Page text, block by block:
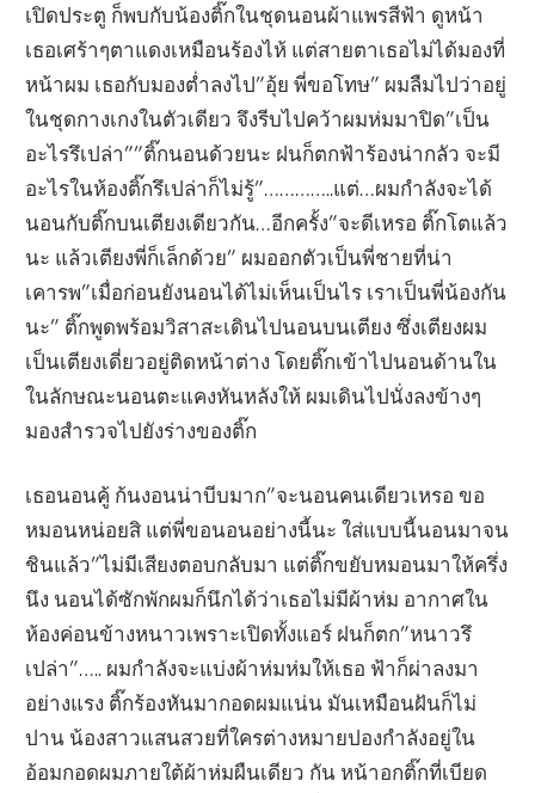
เปิดประตู ก็พบกับน้องติ๊กในชุดนอนผ้าแพรสีฟ้า ดูหน้า
เธอเศร้าๆตาแดงเหมือนร้องไห้ แต่สายตาเธอไม่ได้มองที่
หน้าผม เธอกับมองต่ำลงไป”อุ้ย พี่ขอโทษ” ผมลืมไปว่าอยู่
ในชุดกางเกงในตัวเดียว จึงรีบไปคว้าผมห่มมาปิด”เป็น
อะไรรึเปล่า””ติ๊กนอนด้วยนะ ฝนก็ตกฟ้าร้องน่ากลัว จะมี
อะไรในห้องติ๊กรึเปล่าก็ไม่รู้”…………..แต่…ผมกำลังจะได้
นอนกับติ๊กบนเตียงเดียวกัน…อีกครั้ง”จะดีเหรอ ติ๊กโตแล้ว
นะ แล้วเตียงพี่ก็เล็กด้วย” ผมออกตัวเป็นพี่ชายที่น่า
เคารพ”เมื่อก่อนยังนอนได้ไม่เห็นเป็นไร เราเป็นพี่น้องกัน
นะ” ติ๊กพูดพร้อมวิสาสะเดินไปนอนบนเตียง ซึ่งเตียงผม
เป็นเตียงเดี่ยวอยู่ติดหน้าต่าง โดยติ๊กเข้าไปนอนด้านใน
ในลักษณะนอนตะแคงหันหลังให้ ผมเดินไปนั่งลงข้างๆ
มองสำรวจไปยังร่างของติ๊ก
เธอนอนคู้ ก้นงอนน่าบีบมาก”จะนอนคนเดียวเหรอ ขอ
หมอนหน่อยสิ แต่พี่ขอนอนอย่างนี้นะ ใส่แบบนี้นอนมาจน
ชินแล้ว”ไม่มีเสียงตอบกลับมา แต่ติ๊กขยับหมอนมาให้ครึ่ง
นึง นอนได้ซักพักผมก็นึกได้ว่าเธอไม่มีผ้าห่ม อากาศใน
ห้องค่อนข้างหนาวเพราะเปิดทั้งแอร์ ฝนก็ตก”หนาวรึ
เปล่า”….. ผมกำลังจะแบ่งผ้าห่มห่มให้เธอ ฟ้าก็ผ่าลงมา
อย่างแรง ติ๊กร้องหันมากอดผมแน่น มันเหมือนฝันก็ไม่
ปาน น้องสาวแสนสวยที่ใครต่างหมายปองกำลังอยู่ใน
อ้อมกอดผมภายใต้ผ้าห่มผืนเดียว กัน หน้าอกติ๊กที่เบียด